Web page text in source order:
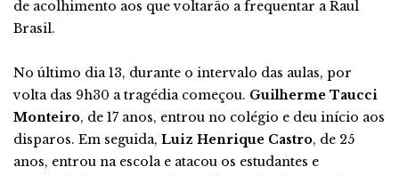
de acolhimento aos que voltarão a frequentar a Raul
Brasil.
No último dia 13, durante o intervalo das aulas, por
volta das 9h30 a tragédia começou. Guilherme Taucci
Monteiro, de 17 anos, entrou no colégio e deu início aos
disparos. Em seguida, Luiz Henrique Castro, de 25
anos, entrou na escola e atacou os estudantes e